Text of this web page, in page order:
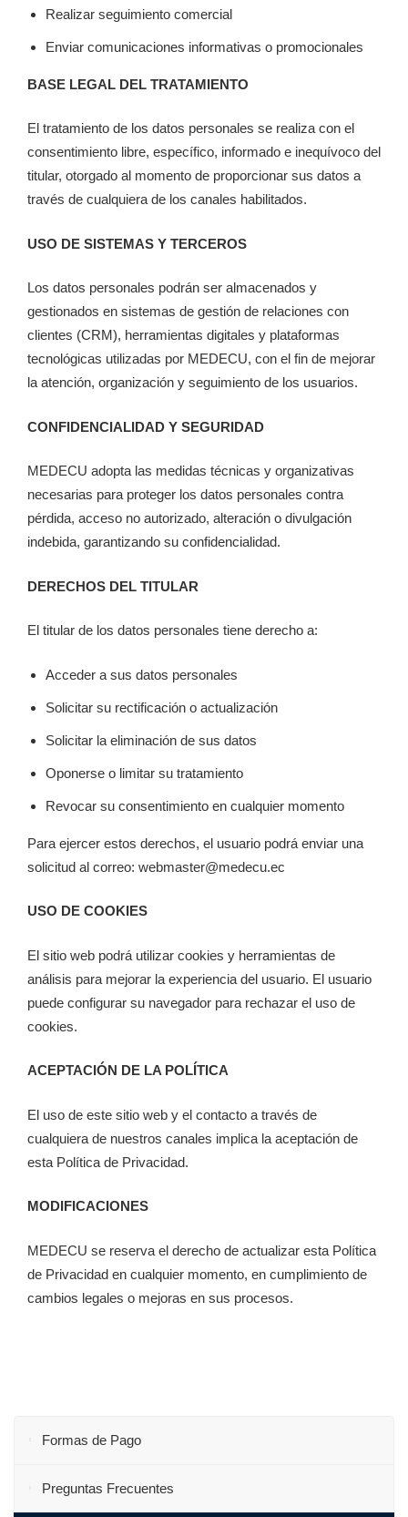
Formas de Pago
Preguntas Frecuentes
Realizar seguimiento comercial
Enviar comunicaciones informativas o promocionales
BASE LEGAL DEL TRATAMIENTO
El tratamiento de los datos personales se realiza con el
consentimiento libre, específico, informado e inequívoco del
titular, otorgado al momento de proporcionar sus datos a
través de cualquiera de los canales habilitados.
USO DE SISTEMAS Y TERCEROS
Los datos personales podrán ser almacenados y
gestionados en sistemas de gestión de relaciones con
clientes (CRM), herramientas digitales y plataformas
tecnológicas utilizadas por MEDECU, con el fin de mejorar
la atención, organización y seguimiento de los usuarios.
CONFIDENCIALIDAD Y SEGURIDAD
MEDECU adopta las medidas técnicas y organizativas
necesarias para proteger los datos personales contra
pérdida, acceso no autorizado, alteración o divulgación
indebida, garantizando su confidencialidad.
DERECHOS DEL TITULAR
El titular de los datos personales tiene derecho a:
Acceder a sus datos personales
Solicitar su rectificación o actualización
Solicitar la eliminación de sus datos
Oponerse o limitar su tratamiento
Revocar su consentimiento en cualquier momento
Para ejercer estos derechos, el usuario podrá enviar una
solicitud al correo: webmaster@medecu.ec
USO DE COOKIES
El sitio web podrá utilizar cookies y herramientas de
análisis para mejorar la experiencia del usuario. El usuario
puede configurar su navegador para rechazar el uso de
cookies.
ACEPTACIÓN DE LA POLÍTICA
El uso de este sitio web y el contacto a través de
cualquiera de nuestros canales implica la aceptación de
esta Política de Privacidad.
MODIFICACIONES
MEDECU se reserva el derecho de actualizar esta Política
de Privacidad en cualquier momento, en cumplimiento de
cambios legales o mejoras en sus procesos.